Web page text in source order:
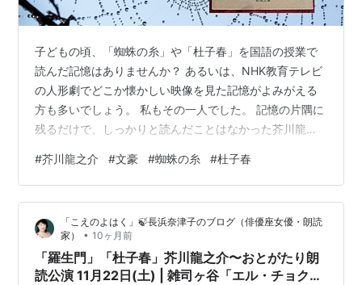
子どもの頃、「蜘蛛の糸」や「杜子春」を国語の授業で
読んだ記憶はありませんか？ あるいは、NHK教育テレビ
の人形劇でどこか懐かしい映像を見た記憶がよみがえる
方も多いでしょう。 私もその一人でした。 記憶の片隅に
残るだけで、しっかりと読んだことはなかった芥川龍之
（新潮文庫）を手に取り、改めて読んでみようと思った
のです。 この文庫本には、「蜘蛛の糸」「杜子春」をは
じめとして以下のような短編が収録されています： 蜘蛛
の糸 犬と笛 蜜柑 魔術 杜子春 アグニの神 トロッコ 仙人
猿蟹合戦 白 まるで“芥川龍之介の短編集・ベストアルバ
ム”のような一冊。 ど…
#芥川龍之介 #文豪 #蜘蛛の糸 #杜子春
「こえのよはく」🍃長浜奈津子のブログ（俳優座女優・朗読
家）
• 10ヶ月前
「羅生門」「杜子春」芥川龍之介〜おとがたり朗
読公演 11月22日(土) | 雑司ヶ谷「エル・チョク